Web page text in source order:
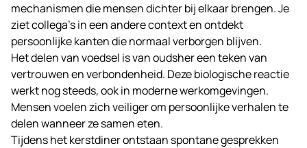
mechanismen die mensen dichter bij elkaar brengen. Je
ziet collega’s in een andere context en ontdekt
persoonlijke kanten die normaal verborgen blijven.
Het delen van voedsel is van oudsher een teken van
vertrouwen en verbondenheid. Deze biologische reactie
werkt nog steeds, ook in moderne werkomgevingen.
Mensen voelen zich veiliger om persoonlijke verhalen te
delen wanneer ze samen eten.
Tijdens het kerstdiner ontstaan spontane gesprekken